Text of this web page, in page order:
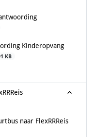
Kinderopvang
KB
naar FlexRRReis